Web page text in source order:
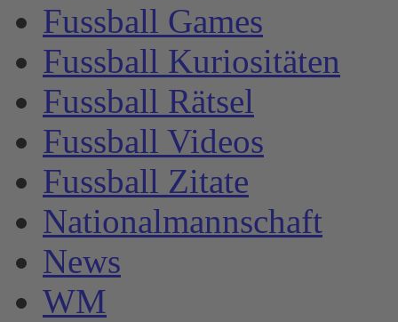
Fussball Games
Fussball Kuriositäten
Fussball Rätsel
Fussball Videos
Fussball Zitate
Nationalmannschaft
News
WM